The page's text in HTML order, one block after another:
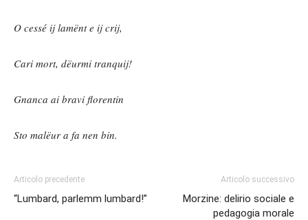
O cessé ij lamënt e ij crij,
Cari mort, dëurmi tranquij!
Gnanca ai bravi florentin
Sto malëur a fa nen bin.
Articolo precedente
“Lumbard, parlemm lumbard!”
Articolo successivo
Morzine: delirio sociale e
pedagogia morale